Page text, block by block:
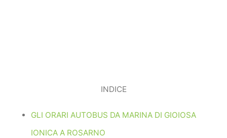
INDICE
GLI ORARI AUTOBUS DA MARINA DI GIOIOSA
IONICA A ROSARNO